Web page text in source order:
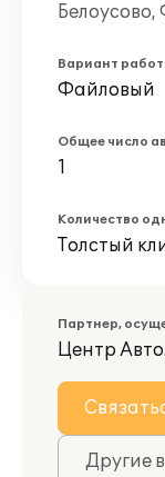
Белоусово,
Вариант
Файловый
Общее число
1
Количество
Толстый
Партнер,
Центр
Другие